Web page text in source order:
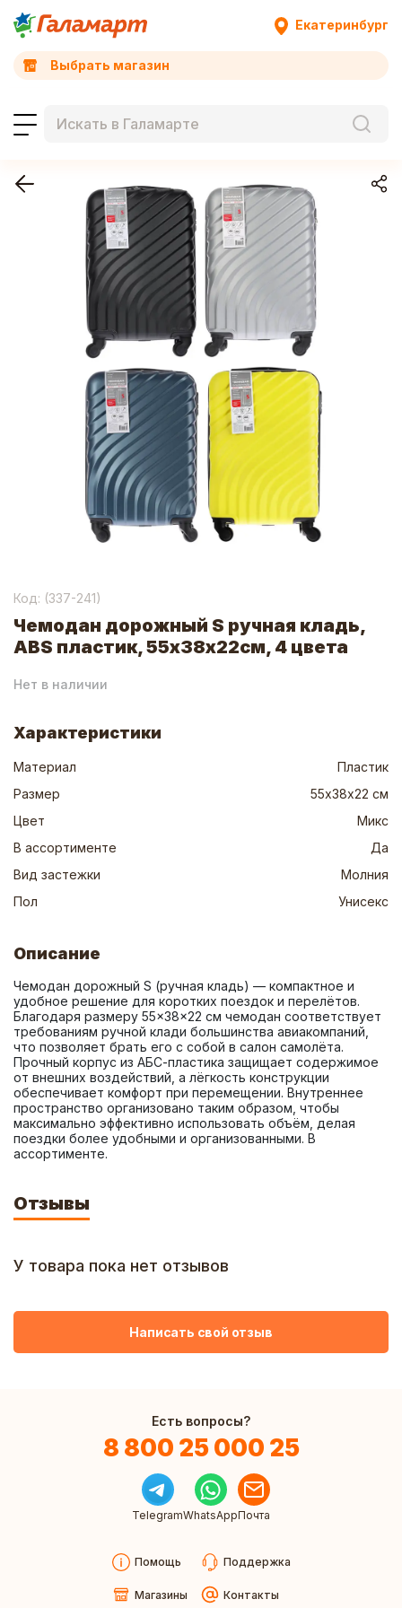
Екатеринбург
Выбрать магазин
Код: (337-241)
Чемодан дорожный S ручная кладь,
ABS пластик, 55х38х22см, 4 цвета
Нет в наличии
Характеристики
Материал
Пластик
Размер
55х38х22 см
Цвет
Микс
В ассортименте
Да
Вид застежки
Молния
Пол
Унисекс
Описание
Чемодан дорожный S (ручная кладь) — компактное и
удобное решение для коротких поездок и перелётов.
Благодаря размеру 55×38×22 см чемодан соответствует
требованиям ручной клади большинства авиакомпаний,
что позволяет брать его с собой в салон самолёта.
Прочный корпус из АБС-пластика защищает содержимое
от внешних воздействий, а лёгкость конструкции
обеспечивает комфорт при перемещении. Внутреннее
пространство организовано таким образом, чтобы
максимально эффективно использовать объём, делая
поездки более удобными и организованными. В
ассортименте.
Отзывы
У товара пока нет отзывов
Написать свой отзыв
Есть вопросы?
8 800 25 000 25
TelegramWhatsAppПочта
Помощь Поддержка
Магазины Контакты